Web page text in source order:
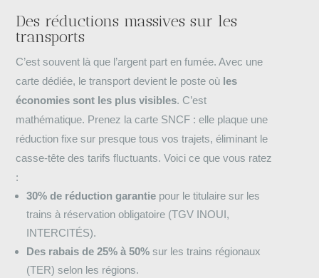
Des réductions massives sur les
transports
C’est souvent là que l’argent part en fumée. Avec une
carte dédiée, le transport devient le poste où les
économies sont les plus visibles. C’est
mathématique. Prenez la carte SNCF : elle plaque une
réduction fixe sur presque tous vos trajets, éliminant le
casse-tête des tarifs fluctuants. Voici ce que vous ratez
:
30% de réduction garantie pour le titulaire sur les
trains à réservation obligatoire (TGV INOUI,
INTERCITÉS).
Des rabais de 25% à 50% sur les trains régionaux
(TER) selon les régions.